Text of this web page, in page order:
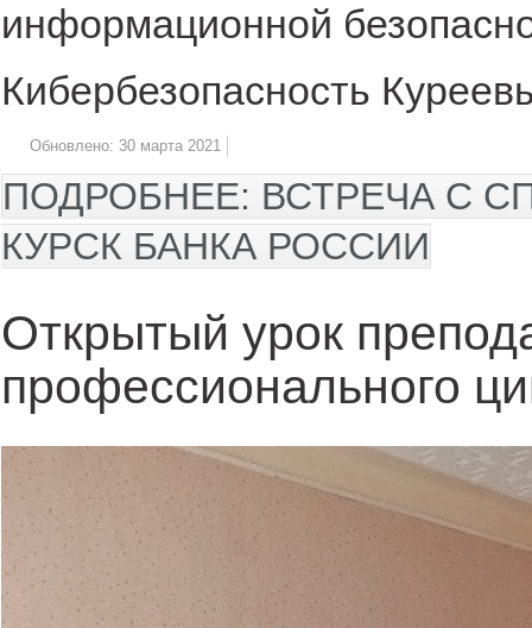
информационной
Кибербезопасность
Обновлено: 30 марта 2021
ПОДРОБНЕЕ: ВСТРЕЧА С
КУРСК БАНКА РОССИИ
Открытый урок
профессионального